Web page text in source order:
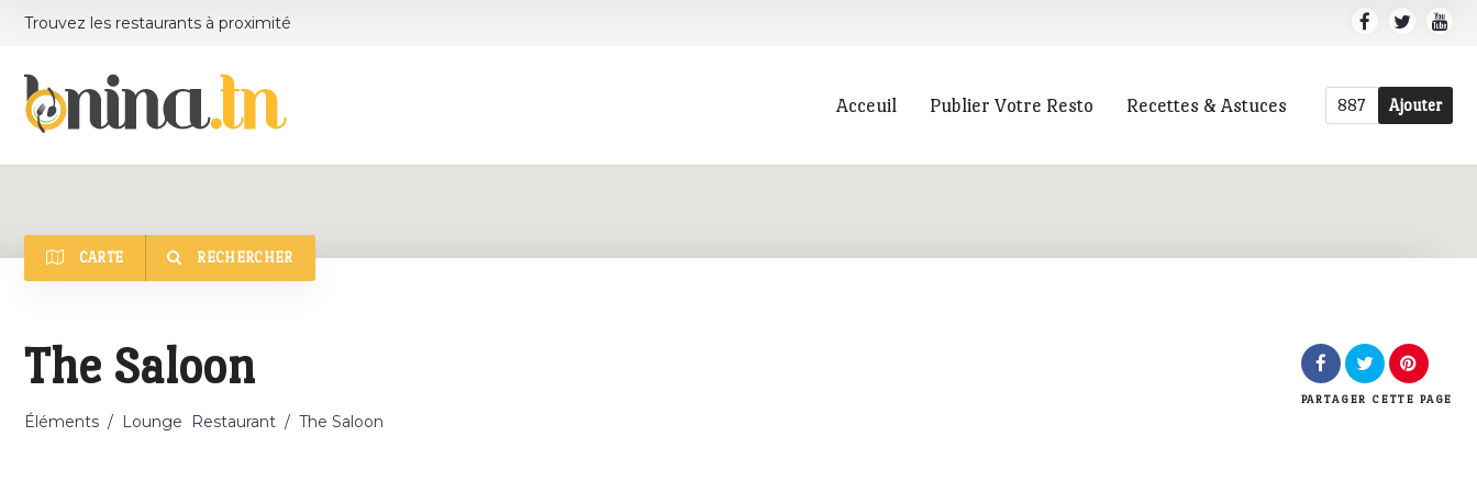
Trouvez les restaurants à proximité
Acceuil Publier Votre Resto Recettes & Astuces 887 Ajouter
CARTE RECHERCHER
The Saloon
Éléments / Lounge Restaurant / The Saloon
PARTAGER CETTE PAGE